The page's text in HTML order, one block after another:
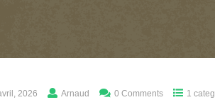
2026 Arnaud 0 Comments 1